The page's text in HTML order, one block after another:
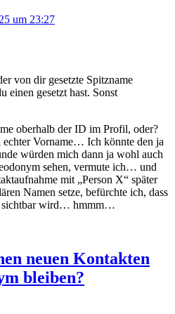
um 23:27
von dir gesetzte Spitzname
einen gesetzt hast. Sonst
oberhalb der ID im Profil, oder?
echter Vorname… Ich könnte den ja
würden mich dann ja wohl auch
sehen, vermute ich… und
mit „Person X“ später
Namen setze, befürchte ich, dass
sichtbar wird… hmmm…
neuen Kontakten
bleiben?